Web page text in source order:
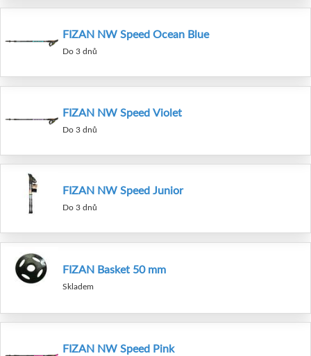
FIZAN NW Speed Ocean Blue
Do 3 dnů
FIZAN NW Speed Violet
Do 3 dnů
FIZAN NW Speed Junior
Do 3 dnů
FIZAN Basket 50 mm
Skladem
FIZAN NW Speed Pink